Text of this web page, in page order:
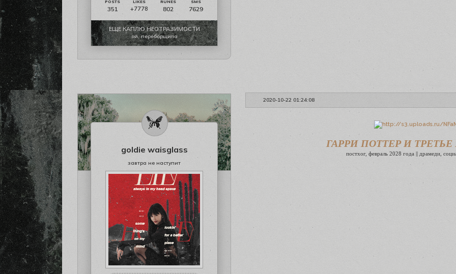
351 +7778 802 7629
ЕЩЕ КАПЛЮ НЕОТРАЗИМОСТИ
ой, переборщила
2020-10-22 01:24:08
goldie waisglass
завтра не наступит
ГАРРИ ПОТТЕР И
постхог, февраль 2028 года || драмеди,